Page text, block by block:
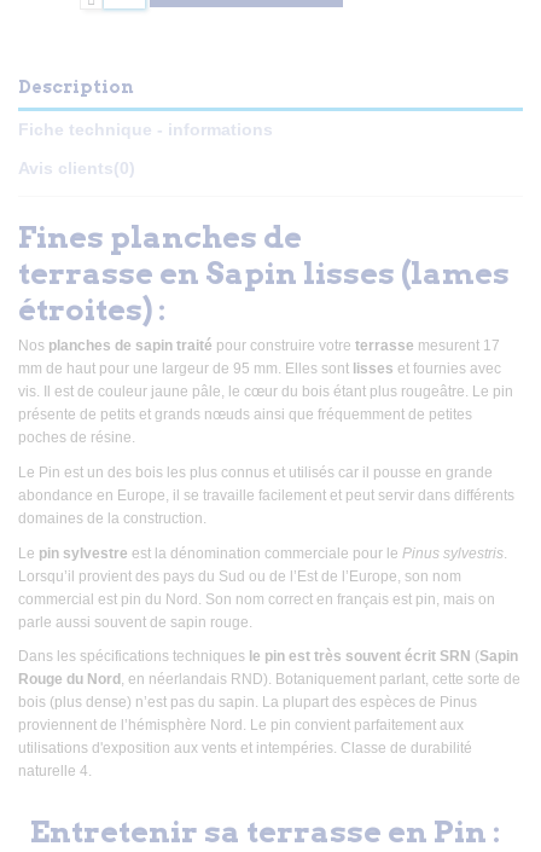
Description
Fiche technique - informations
Avis clients(0)
Fines planches de
terrasse en Sapin lisses (lames
étroites) :
Nos planches de sapin traité pour construire votre terrasse mesurent 17
mm de haut pour une largeur de 95 mm. Elles sont lisses et fournies avec
vis. Il est de couleur jaune pâle, le cœur du bois étant plus rougeâtre. Le pin
présente de petits et grands nœuds ainsi que fréquemment de petites
poches de résine.
Le Pin est un des bois les plus connus et utilisés car il pousse en grande
abondance en Europe, il se travaille facilement et peut servir dans différents
domaines de la construction.
Le pin sylvestre est la dénomination commerciale pour le Pinus sylvestris
Lorsqu’il provient des pays du Sud ou de l’Est de l’Europe, son nom
commercial est pin du Nord. Son nom correct en français est pin, mais on
parle aussi souvent de sapin rouge.
Dans les spécifications techniques le pin est très souvent écrit SRN (Sapin
Rouge du Nord , en néerlandais RND). Botaniquement parlant, cette sorte de
bois (plus dense) n’est pas du sapin. La plupart des espèces de Pinus
proviennent de l’hémisphère Nord. Le pin convient parfaitement aux
utilisations d'exposition aux vents et intempéries. Classe de durabilité
naturelle 4.
Entretenir sa terrasse en Pin :